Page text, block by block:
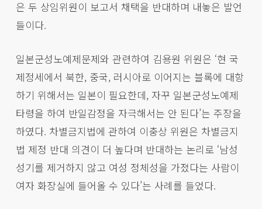
은 두 상임위원이 보고서 채택을 반대하며 내놓은 발언
들이다.
일본군성노예제문제와 관련하여 김용원 위원은 ‘현 국
제정세에서 북한, 중국, 러시아로 이어지는 블록에 대항
하기 위해서는 일본이 필요한데, 자꾸 일본군성노예제
타령을 하여 반일감정을 자극해서는 안 된다’는 주장을
하였다. 차별금지법에 관하여 이충상 위원은 차별금지
법 제정 반대 의견이 더 높다며 반대하는 논리로 ‘남성
성기를 제거하지 않고 여성 정체성을 가졌다는 사람이
여자 화장실에 들어올 수 있다’는 사례를 들었다.